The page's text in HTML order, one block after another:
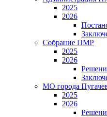
2025
2026
Собрание ПМР
2025
2026
МО города
2025
2026